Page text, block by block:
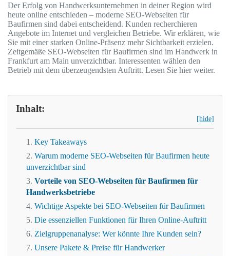
Der Erfolg von Handwerksunternehmen in deiner Region wird
heute online entschieden – moderne SEO-Webseiten für
Baufirmen sind dabei entscheidend. Kunden recherchieren
Angebote im Internet und vergleichen Betriebe. Wir erklären, wie
Sie mit einer starken Online-Präsenz mehr Sichtbarkeit erzielen.
Zeitgemäße SEO-Webseiten für Baufirmen sind im Handwerk in
Frankfurt am Main unverzichtbar. Interessenten wählen den
Betrieb mit dem überzeugendsten Auftritt. Lesen Sie hier weiter.
Inhalt:
[hide]
Key Takeaways
Warum moderne SEO-Webseiten für Baufirmen heute
unverzichtbar sind
Vorteile von SEO-Webseiten für Baufirmen für
Handwerksbetriebe
Wichtige Aspekte bei SEO-Webseiten für Baufirmen
Die essenziellen Funktionen für Ihren Online-Auftritt
Zielgruppenanalyse: Wer könnte Ihre Kunden sein?
Unsere Pakete & Preise für Handwerker